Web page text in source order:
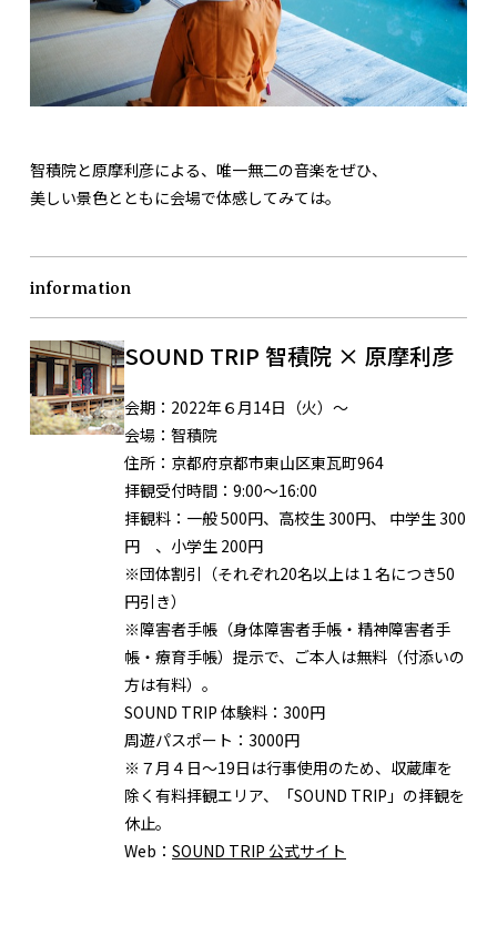
智積院と原摩利彦による、唯一無二の音楽をぜひ、
美しい景色とともに会場で体感してみては。
information
SOUND TRIP 智積院 × 原摩利彦
会期： 2022年６月14日（火）～
会場： 智積院
住所： 京都府京都市東山区東瓦町964
拝観受付時間： 9:00〜16:00
拝観料： 一般 500円、高校生 300円、 中学生 300
円 、小学生 200円
※団体割引（それぞれ20名以上は１名につき50
円引き）
※障害者手帳（身体障害者手帳・精神障害者手
帳・療育手帳）提示で、ご本人は無料（付添いの
方は有料）。
SOUND TRIP 体験料： 300円
周遊パスポート： 3000円
※７月４日〜19日は行事使用のため、収蔵庫を
除く有料拝観エリア、「SOUND TRIP」の拝観を
休止。
Web： SOUND TRIP 公式サイト